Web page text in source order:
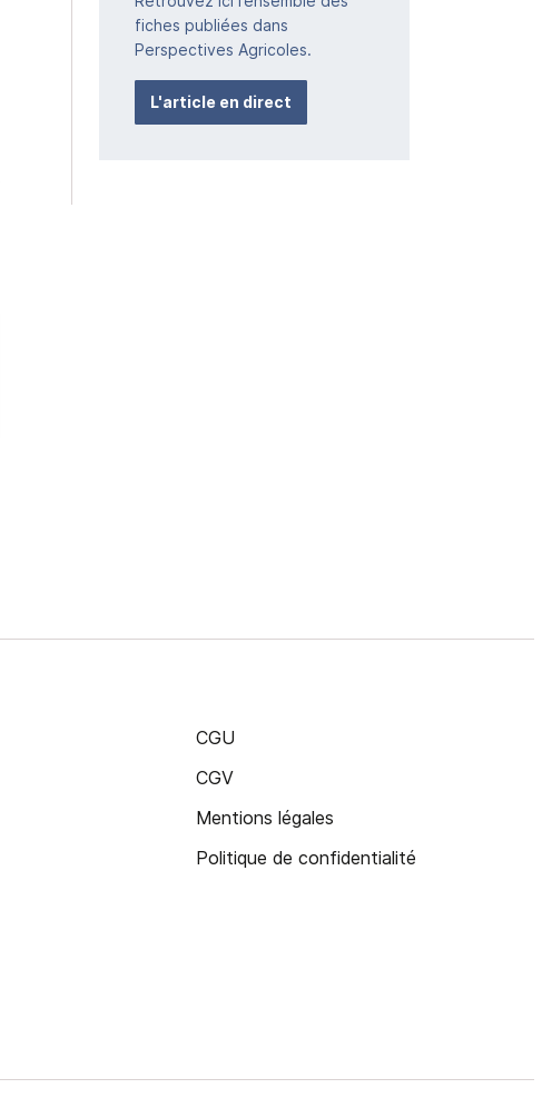
fiches publiées dans
Perspectives Agricoles.
L'article en direct
CGU
CGV
Mentions légales
Politique de confidentialité